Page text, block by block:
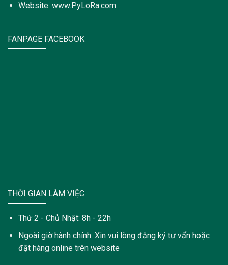
Website: www.PyLoRa.com
FANPAGE FACEBOOK
THỜI GIAN LÀM VIỆC
Thứ 2 - Chủ Nhật: 8h - 22h
Ngoài giờ hành chính: Xin vui lòng đăng ký tư vấn hoặc
đặt hàng online trên website